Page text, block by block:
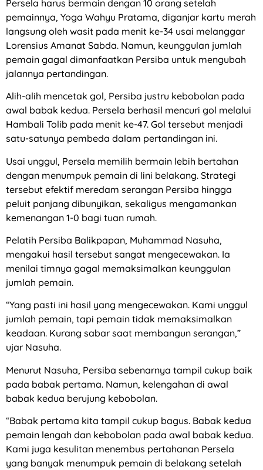
Persela harus bermain dengan 10 orang setelah
pemainnya, Yoga Wahyu Pratama, diganjar kartu merah
langsung oleh wasit pada menit ke-34 usai melanggar
Lorensius Amanat Sabda. Namun, keunggulan jumlah
pemain gagal dimanfaatkan Persiba untuk mengubah
jalannya pertandingan.
Alih-alih mencetak gol, Persiba justru kebobolan pada
awal babak kedua. Persela berhasil mencuri gol melalui
Hambali Tolib pada menit ke-47. Gol tersebut menjadi
satu-satunya pembeda dalam pertandingan ini.
Usai unggul, Persela memilih bermain lebih bertahan
dengan menumpuk pemain di lini belakang. Strategi
tersebut efektif meredam serangan Persiba hingga
peluit panjang dibunyikan, sekaligus mengamankan
kemenangan 1-0 bagi tuan rumah.
Pelatih Persiba Balikpapan, Muhammad Nasuha,
mengakui hasil tersebut sangat mengecewakan. Ia
menilai timnya gagal memaksimalkan keunggulan
jumlah pemain.
“Yang pasti ini hasil yang mengecewakan. Kami unggul
jumlah pemain, tapi pemain tidak memaksimalkan
keadaan. Kurang sabar saat membangun serangan,”
ujar Nasuha.
Menurut Nasuha, Persiba sebenarnya tampil cukup baik
pada babak pertama. Namun, kelengahan di awal
babak kedua berujung kebobolan.
“Babak pertama kita tampil cukup bagus. Babak kedua
pemain lengah dan kebobolan pada awal babak kedua.
Kami juga kesulitan menembus pertahanan Persela
yang banyak menumpuk pemain di belakang setelah